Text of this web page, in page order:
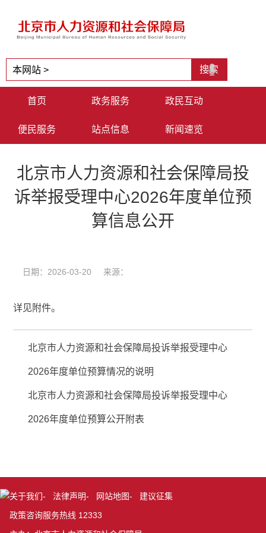
首页 政务服务 政民互动
便民服务 站点信息 新闻速览
北京市人力资源和社会保障局投
诉举报受理中心2026年度单位预
算信息公开
日期：2026-03-20 来源：
详见附件。
北京市人力资源和社会保障局投诉举报受理中心
2026年度单位预算情况的说明
北京市人力资源和社会保障局投诉举报受理中心
2026年度单位预算公开附表
关于我们- 法律声明- 网站地图- 建议征集
政策咨询服务热线 12333